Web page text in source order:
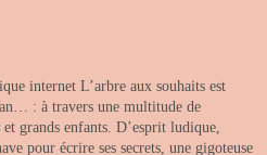
internet L’arbre aux souhaits est
: à travers une multitude de
grands enfants. D’esprit ludique,
pour écrire ses secrets, une gigoteuse